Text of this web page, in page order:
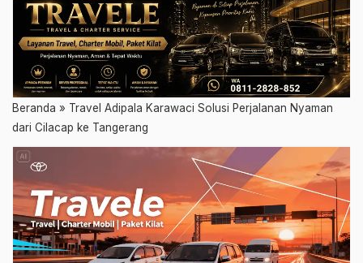
Beranda » Travel Adipala Karawaci Solusi Perjalanan Nyaman
dari Cilacap ke Tangerang